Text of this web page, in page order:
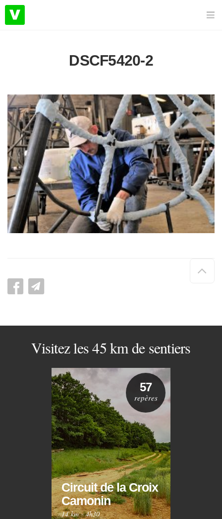
DSCF5420-2
de
Visitez les 45 km de sentiers
Circuit de la Croix
Camonin
14 km·4h30
57
repères